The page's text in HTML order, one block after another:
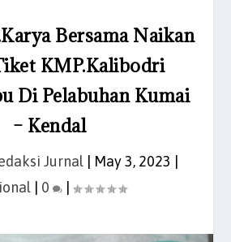
Bersama Naikan
KMP.Kalibodri
Di Pelabuhan Kumai
– Kendal
Jurnal May 3, 2023
| 0 |